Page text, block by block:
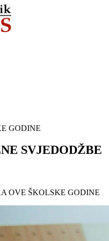
GODINE
SVJEDODŽBE
OVE ŠKOLSKE GODINE